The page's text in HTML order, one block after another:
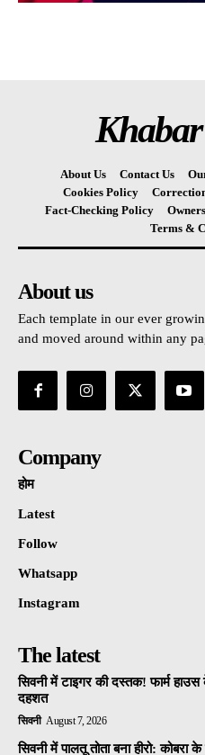
About Us Contact Us
Cookies Policy
Fact-Checking Policy
Terms &
About us
Each template in our ever
and moved around within any
Company
होम
Latest
Follow
Whatsapp
Instagram
The latest
सिवनी में टाइगर की दस्तक! फार्म
दहशत
सिवनी August 7, 2026
सिवनी में पालतू तोता बना हीरो: